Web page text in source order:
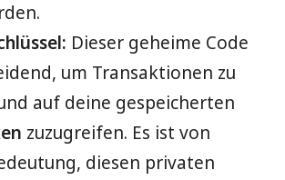
Dieser geheime Code
um Transaktionen zu
auf deine gespeicherten
zuzugreifen. Es ist von
diesen privaten